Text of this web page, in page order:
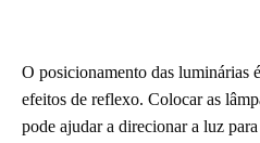
O posicionamento das luminárias
efeitos de reflexo. Colocar as
pode ajudar a direcionar a luz